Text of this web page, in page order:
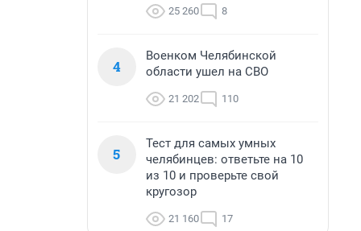
25 260 8
4
Военком Челябинской
области ушел на СВО
21 202 110
5
Тест для самых умных
челябинцев: ответьте на 10
из 10 и проверьте свой
кругозор
21 160 17